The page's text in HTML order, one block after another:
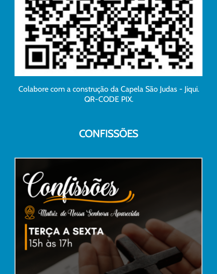
Colabore com a construção da Capela São Judas - Jiqui.
QR-CODE PIX.
CONFISSÕES